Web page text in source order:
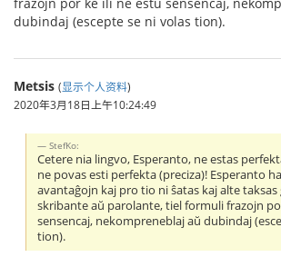
dubindaj (escepte se ni volas tion).
Metsis (显示个人资料)
2020年3月18日上午10:24:49
StefKo:
Cetere nia lingvo, Esperanto, ne estas
ne povas esti perfekta (preciza)! Esperanto
avantaĝojn kaj pro tio ni ŝatas kaj alte taksas
skribante aŭ parolante, tiel formuli frazojn
sensencaj, nekompreneblaj aŭ dubindaj
tion).